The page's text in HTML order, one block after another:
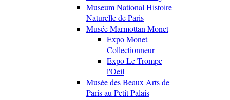
Museum National Histoire
Naturelle de Paris
Musée Marmottan Monet
Expo Monet
Collectionneur
Expo Le Trompe
l'Oeil
Musée des Beaux Arts de
Paris au Petit Palais